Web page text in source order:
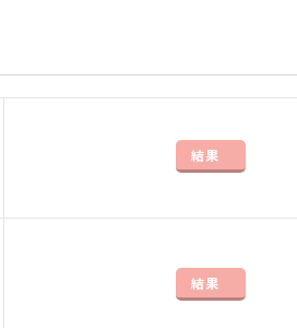
結果
結果